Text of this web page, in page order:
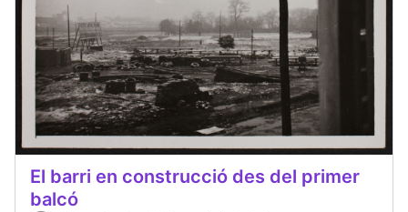
El barri en construcció des del primer
balcó